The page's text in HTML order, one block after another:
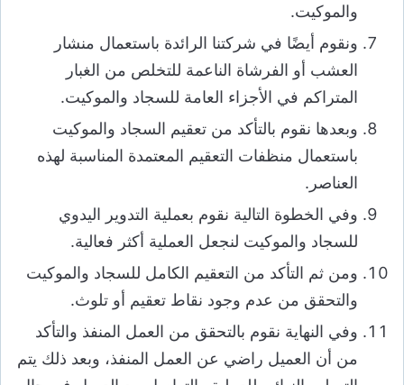
والموكيت.
ونقوم أيضًا في شركتنا الرائدة باستعمال منشار
العشب أو الفرشاة الناعمة للتخلص من الغبار
المتراكم في الأجزاء العامة للسجاد والموكيت.
وبعدها نقوم بالتأكد من تعقيم السجاد والموكيت
باستعمال منظفات التعقيم المعتمدة المناسبة لهذه
العناصر.
وفي الخطوة التالية نقوم بعملية التدوير اليدوي
للسجاد والموكيت لنجعل العملية أكثر فعالية.
ومن ثم التأكد من التعقيم الكامل للسجاد والموكيت
والتحقق من عدم وجود نقاط تعقيم أو تلوث.
وفي النهاية نقوم بالتحقق من العمل المنفذ والتأكد
من أن العميل راضي عن العمل المنفذ، وبعد ذلك يتم